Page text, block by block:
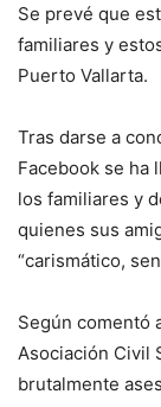
Se prevé que
familiares y
Puerto Vallarta.
Tras darse a
Facebook se ha
los familiares y
quienes sus
“carismático,
Según comentó
Asociación Civil
brutalmente